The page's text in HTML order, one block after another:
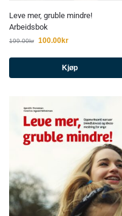
Leve mer, gruble mindre!
Arbeidsbok
199.00kr 100.00kr
Kjøp